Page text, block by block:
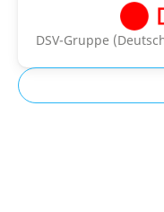
DSV-Gruppe